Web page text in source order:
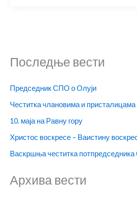
Последње вести
Председник СПО о Олуји
Честитка члановима и
10. маја на Равну гору
Христос воскресе – Ваистину
Васкршња честитка
Архива вести